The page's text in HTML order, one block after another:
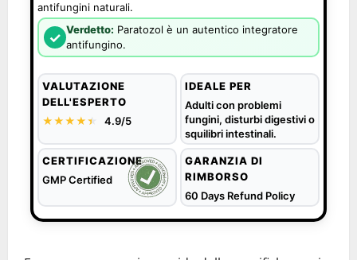
antifungini naturali.
✓ Verdetto: Paratozol è un autentico integratore
antifungino.
VALUTAZIONE
DELL'ESPERTO
★★★★★
★ 4.9/5
IDEALE PER
Adulti con problemi
fungini, disturbi digestivi o
squilibri intestinali.
CERTIFICAZIONE
GMP Certified
GARANZIA DI
RIMBORSO
60 Days Refund Policy